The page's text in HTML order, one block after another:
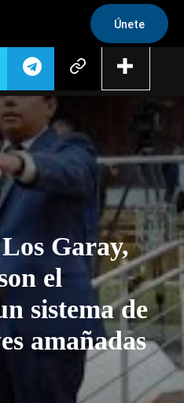
Únete
Garay,
el
sistema de
amañadas